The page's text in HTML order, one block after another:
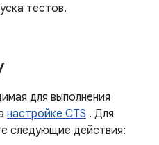
тестов.
для выполнения
настройке CTS . Для
следующие действия: